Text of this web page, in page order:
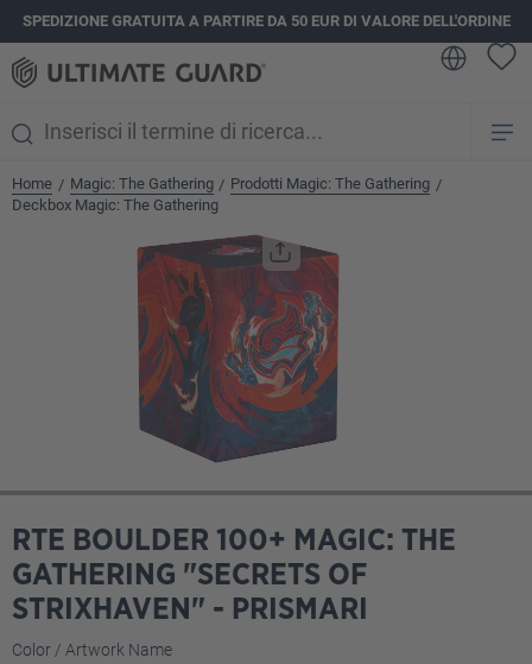
principale
SPEDIZIONE GRATUITA A PARTIRE DA 50 EUR DI VALORE DELL'ORDINE
Home / Magic: The Gathering / Prodotti Magic: The Gathering /
Deckbox Magic: The Gathering
Salta la galleria di immagini
RTE BOULDER 100+ MAGIC: THE
GATHERING "SECRETS OF
STRIXHAVEN" - PRISMARI
Seleziona
Color / Artwork Name